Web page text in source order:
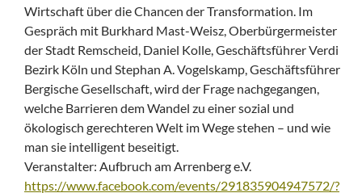
Wirtschaft über die Chan­cen der Transformation. Im
Gespräch mit Burkhard Mast-Weisz, Oberbürgermeis­ter
der Stadt Remscheid, Daniel Kolle, Geschäftsführer Verdi
Bezirk Köln und Stephan A. Vogelskamp, Geschäftsführer
Bergische Gesellschaft, wird der Frage nachgegangen,
welche Barrieren dem Wandel zu einer sozial und
ökologisch gerechteren Welt im Wege stehen – und wie
man sie intelligent beseitigt.
Veranstalter: Aufbruch am Arrenberg e.V.
https://www.facebook.com/events/291835904947572/?